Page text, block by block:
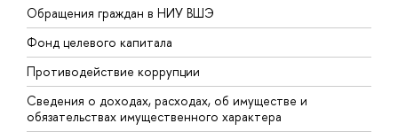
Обращения граждан в НИУ ВШЭ
Фонд целевого капитала
Противодействие коррупции
Сведения о доходах, расходах, об имуществе и
обязательствах имущественного характера